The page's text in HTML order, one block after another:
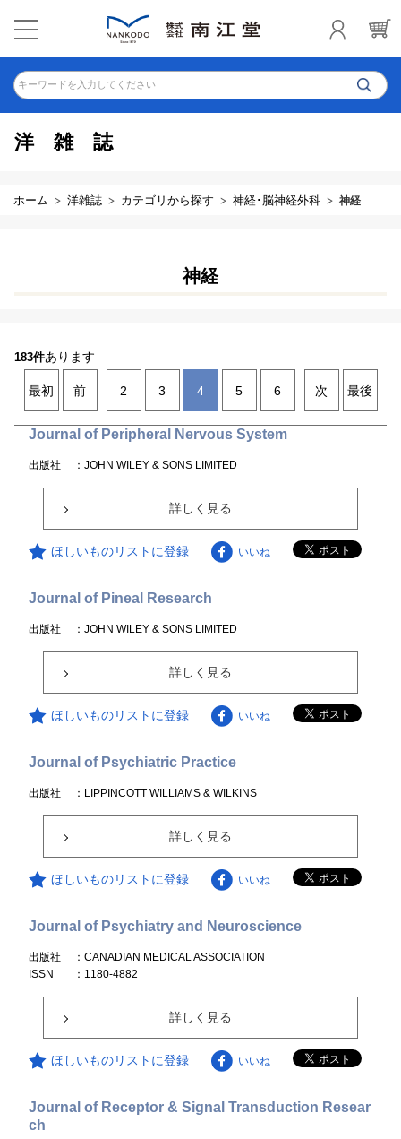
キーワードを入力してください
洋雑誌
ホーム 洋雑誌 カテゴリから探す 神経･脳神経外科 神経
神経
183件あります
最初 前 2 3 4 5 6 次 最後
Journal of Peripheral Nervous System
出版社 ：JOHN WILEY & SONS LIMITED
詳しく見る
ほしいものリストに登録 いいね
Journal of Pineal Research
出版社 ：JOHN WILEY & SONS LIMITED
詳しく見る
ほしいものリストに登録 いいね
Journal of Psychiatric Practice
出版社 ：LIPPINCOTT WILLIAMS & WILKINS
詳しく見る
ほしいものリストに登録 いいね
Journal of Psychiatry and Neuroscience
出版社
：CANADIAN MEDICAL ASSOCIATION
ISSN
：1180-4882
詳しく見る
ほしいものリストに登録 いいね
Journal of Receptor & Signal Transduction Resear
ch